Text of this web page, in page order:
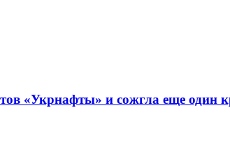
«Укрнафты» и сожгла еще один